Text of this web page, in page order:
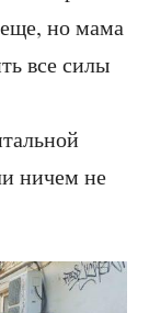
еще, но мама
все силы
ничем не